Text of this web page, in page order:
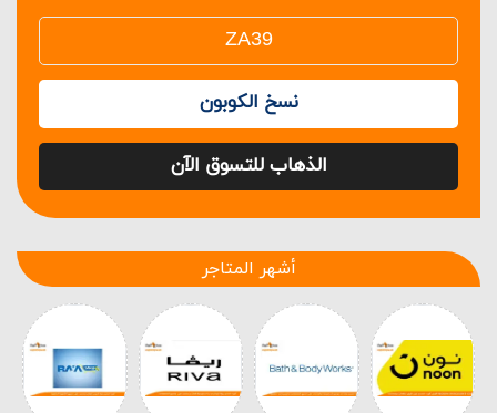
نسخ الكوبون
الذهاب للتسوق الآن
أشهر المتاجر